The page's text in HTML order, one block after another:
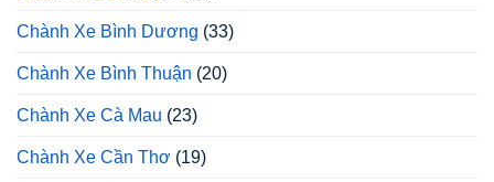
Chành Xe Bình Dương (33)
Chành Xe Bình Thuận (20)
Chành Xe Cà Mau (23)
Chành Xe Cần Thơ (19)